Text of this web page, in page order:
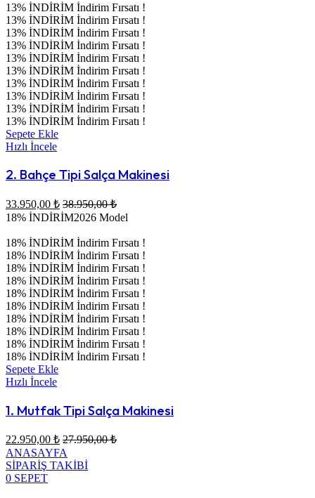
13% İNDİRİM İndirim Fırsatı !
13% İNDİRİM İndirim Fırsatı !
13% İNDİRİM İndirim Fırsatı !
13% İNDİRİM İndirim Fırsatı !
13% İNDİRİM İndirim Fırsatı !
13% İNDİRİM İndirim Fırsatı !
13% İNDİRİM İndirim Fırsatı !
13% İNDİRİM İndirim Fırsatı !
13% İNDİRİM İndirim Fırsatı !
13% İNDİRİM İndirim Fırsatı !
Sepete Ekle
Hızlı İncele
2. Bahçe Tipi Salça Makinesi
33.950,00 ₺ 38.950,00₺
18% İNDİRİM2026 Model
18% İNDİRİM İndirim Fırsatı !
18% İNDİRİM İndirim Fırsatı !
18% İNDİRİM İndirim Fırsatı !
18% İNDİRİM İndirim Fırsatı !
18% İNDİRİM İndirim Fırsatı !
18% İNDİRİM İndirim Fırsatı !
18% İNDİRİM İndirim Fırsatı !
18% İNDİRİM İndirim Fırsatı !
18% İNDİRİM İndirim Fırsatı !
18% İNDİRİM İndirim Fırsatı !
Sepete Ekle
Hızlı İncele
1. Mutfak Tipi Salça Makinesi
22.950,00 ₺ 27.950,00₺
ANASAYFA
SİPARİŞ TAKİBİ
0 SEPET